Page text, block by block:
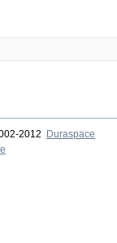
2012
Duraspace